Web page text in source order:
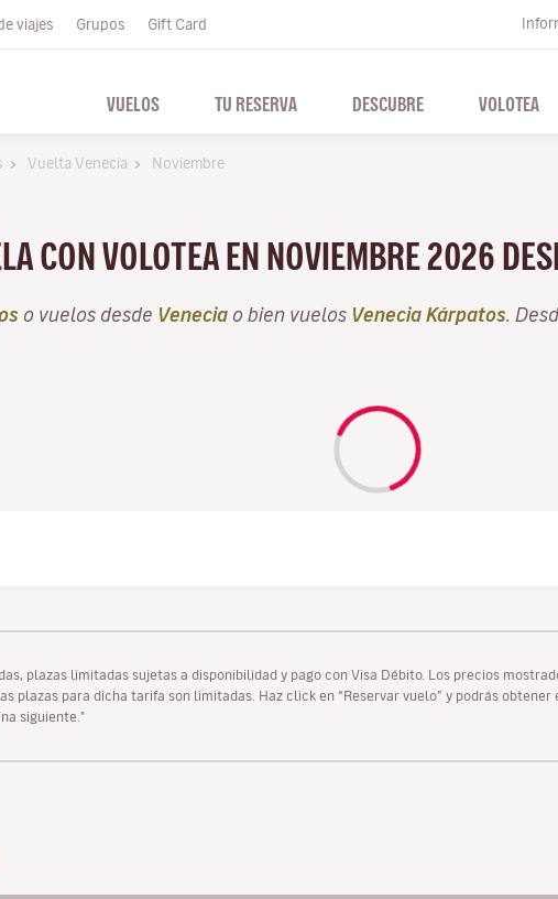
viajes Grupos Gift Card
VUELOS TU RESERVA DESCUBRE VOLOTEA
Vuelta Venecia Noviembre
CON VOLOTEA EN NOVIEMBRE 2026
o vuelos desde Venecia o bien vuelos Venecia Kárpatos .
plazas limitadas sujetas a disponibilidad y pago con Visa Débito. Los precios
plazas para dicha tarifa son limitadas. Haz click en “Reservar vuelo” y podrás
siguiente."